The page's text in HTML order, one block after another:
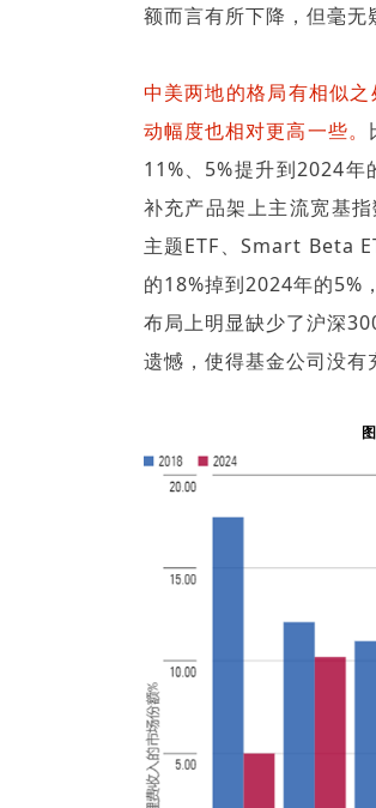
额而言有所下降，但毫无
中美两地的格局有相似
动幅度也相对更高一些。
11%、5%提升到2024年
补充产品架上主流宽基
主题ETF、Smart Beta
的18%掉到2024年的5%
布局上明显缺少了沪深
遗憾，使得基金公司没有